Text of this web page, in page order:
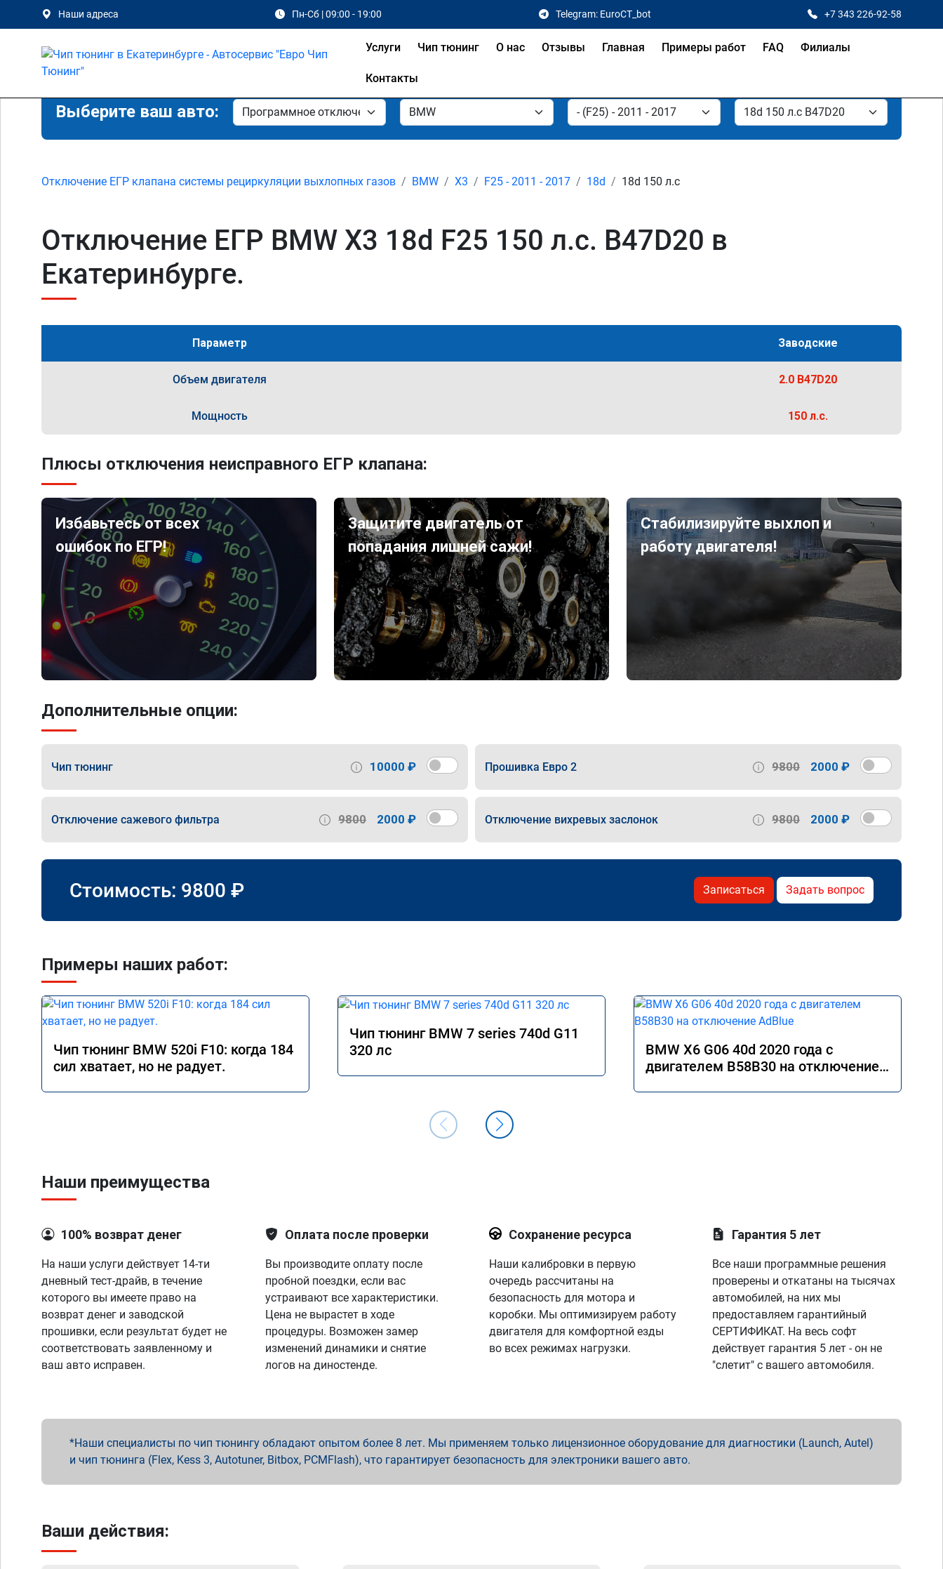
Наши адреса Пн-Сб | 09:00 - 19:00 Telegram: EuroCT_bot +7 343 226-92-58
Услуги Чип тюнинг О нас Отзывы Главная Примеры работ FAQ Филиалы
Контакты
Выберите ваш авто:
Отключение ЕГР клапана системы рециркуляции выхлопных газов BMW X3 F25 - 2011 - 2017 18d 18d 150 л.с
Отключение ЕГР BMW X3 18d F25 150 л.с. B47D20 в
Екатеринбурге.
Параметр Заводские
Объем двигателя 2.0 B47D20
Мощность 150 л.с.
Плюсы отключения неисправного ЕГР клапана:
Избавьтесь от всех
ошибок по ЕГР!
Защитите двигатель от
попадания лишней сажи!
Стабилизируйте выхлоп и
работу двигателя!
Дополнительные опции:
Чип тюнинг 10000 ₽ Прошивка Евро 2 9800 2000 ₽
Отключение сажевого фильтра 9800 2000 ₽ Отключение вихревых заслонок 9800 2000 ₽
Стоимость: 9800 ₽ Записаться Задать вопрос
Примеры наших работ:
Чип тюнинг BMW 520i F10: когда 184
сил хватает, но не радует.
Чип тюнинг BMW 7 series 740d G11
320 лс
BMW X6 G06 40d 2020 года с
двигателем B58B30 на отключение
Наши преимущества
100% возврат денег
На наши услуги действует 14-ти
дневный тест-драйв, в течение
которого вы имеете право на
возврат денег и заводской
прошивки, если результат будет не
соответствовать заявленному и
ваш авто исправен.
Оплата после проверки
Вы производите оплату после
пробной поездки, если вас
устраивают все характеристики.
Цена не вырастет в ходе
процедуры. Возможен замер
изменений динамики и снятие
логов на диностенде.
Сохранение ресурса
Наши калибровки в первую
очередь рассчитаны на
безопасность для мотора и
коробки. Мы оптимизируем работу
двигателя для комфортной езды
во всех режимах нагрузки.
Гарантия 5 лет
Все наши программные решения
проверены и откатаны на тысячах
автомобилей, на них мы
предоставляем гарантийный
СЕРТИФИКАТ. На весь софт
действует гарантия 5 лет - он не
"слетит" с вашего автомобиля.
Наши специалисты по чип тюнингу обладают опытом более 8 лет. Мы применяем только лицензионное оборудование для диагностики (Launch, Autel)
и чип тюнинга (Flex, Kess 3, Autotuner, Bitbox, PCMFlash), что гарантирует безопасность для электроники вашего авто.
Ваши действия: